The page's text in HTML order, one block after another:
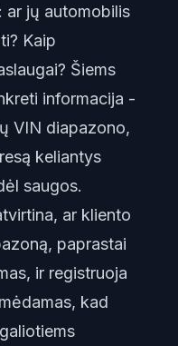
ar jų automobilis
Kaip
Šiems
informacija -
VIN diapazono,
keliantys
saugos.
ar kliento
paprastai
ir registruoja
kad